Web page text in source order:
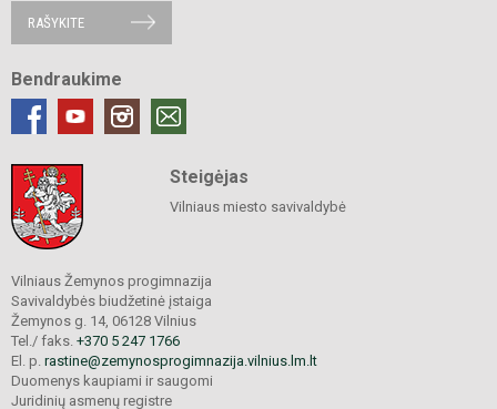
RAŠYKITE
Bendraukime
Steigėjas
Vilniaus miesto savivaldybė
Vilniaus Žemynos progimnazija
Savivaldybės biudžetinė įstaiga
Žemynos g. 14, 06128 Vilnius
Tel./ faks. +370 5 247 1766
El. p. rastine@zemynosprogimnazija.vilnius.lm.lt
Duomenys kaupiami ir saugomi
Juridinių asmenų registre